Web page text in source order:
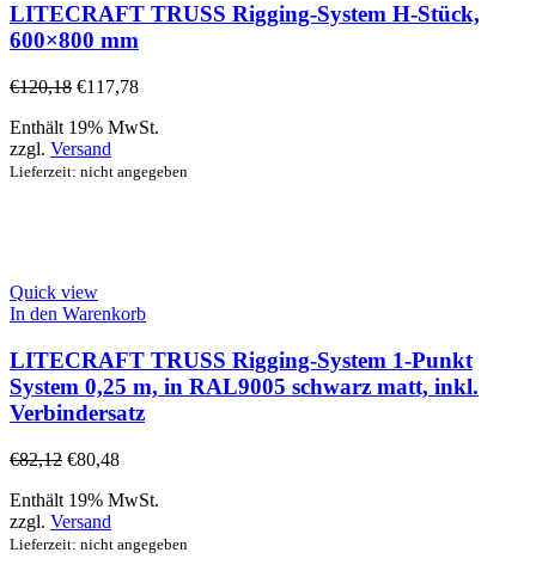
LITECRAFT TRUSS Rigging-System H-Stück,
600×800 mm
€120,18 €117,78
Enthält 19% MwSt.
zzgl. Versand
Lieferzeit: nicht angegeben
Quick view
In den Warenkorb
LITECRAFT TRUSS Rigging-System 1-Punkt
System 0,25 m, in RAL9005 schwarz matt, inkl.
Verbindersatz
€82,12 €80,48
Enthält 19% MwSt.
zzgl. Versand
Lieferzeit: nicht angegeben